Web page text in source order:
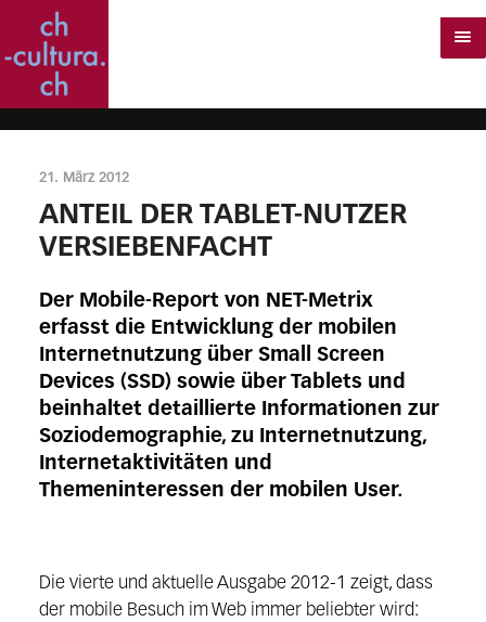
21. März 2012
ANTEIL DER TABLET-NUTZER
VERSIEBENFACHT
Der Mobile-Report von NET-Metrix
erfasst die Entwicklung der mobilen
Internetnutzung über Small Screen
Devices (SSD) sowie über Tablets und
beinhaltet detaillierte Informationen zur
Soziodemographie, zu Internetnutzung,
Internetaktivitäten und
Themeninteressen der mobilen User.
Die vierte und aktuelle Ausgabe 2012-1 zeigt, dass
der mobile Besuch im Web immer beliebter wird: